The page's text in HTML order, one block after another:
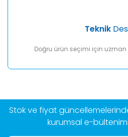
Teknik
Doğru ürün seçimi için
Stok ve fiyat
kurumsal e-